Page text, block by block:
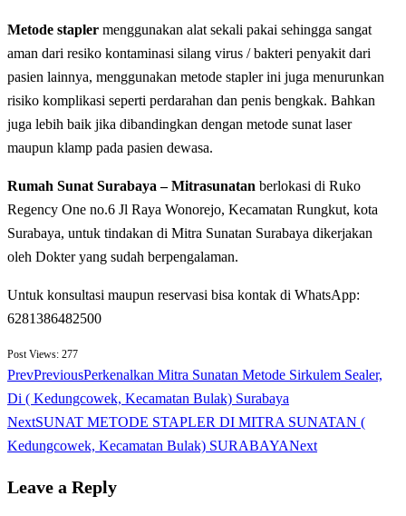
Metode stapler menggunakan alat sekali pakai sehingga sangat
aman dari resiko kontaminasi silang virus / bakteri penyakit dari
pasien lainnya, menggunakan metode stapler ini juga menurunkan
risiko komplikasi seperti perdarahan dan penis bengkak. Bahkan
juga lebih baik jika dibandingkan dengan metode sunat laser
maupun klamp pada pasien dewasa.
Rumah Sunat Surabaya – Mitrasunatan berlokasi di Ruko
Regency One no.6 Jl Raya Wonorejo, Kecamatan Rungkut, kota
Surabaya, untuk tindakan di Mitra Sunatan Surabaya dikerjakan
oleh Dokter yang sudah berpengalaman.
Untuk konsultasi maupun reservasi bisa kontak di WhatsApp:
6281386482500
Post Views: 277
PrevPreviousPerkenalkan Mitra Sunatan Metode Sirkulem Sealer,
Di ( Kedungcowek, Kecamatan Bulak) Surabaya
NextSUNAT METODE STAPLER DI MITRA SUNATAN (
Kedungcowek, Kecamatan Bulak) SURABAYANext
Leave a Reply